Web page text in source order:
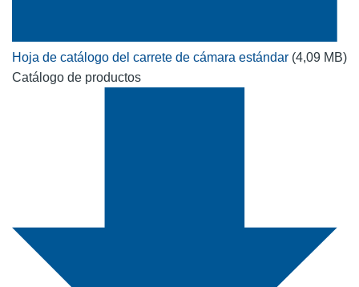
Hoja de catálogo del carrete de cámara estándar (4,09 MB)
Catálogo de productos